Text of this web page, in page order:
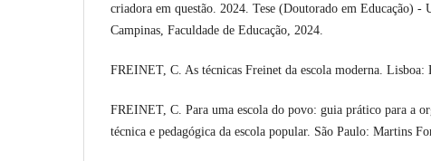
criadora em questão. 2024. Tese (Doutorado em Educação) -
Campinas, Faculdade de Educação, 2024.
FREINET, C. As técnicas Freinet da escola moderna. Lisboa:
FREINET, C. Para uma escola do povo: guia prático para a
técnica e pedagógica da escola popular. São Paulo: Martins